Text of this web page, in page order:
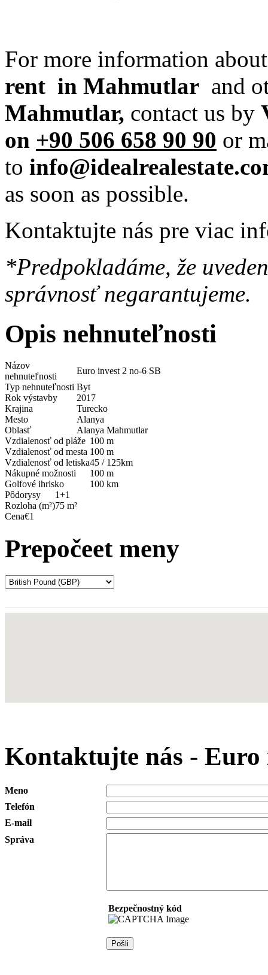
For more information about
rent in Mahmutlar and
Mahmutlar, contact us by
on +90 506 658 90 90 or
to
as soon as possible.
Kontaktujte nás pre viac
*Predpokladáme, že
správnosť negarantujeme.
Opis nehnuteľnosti
Názov
nehnuteľnosti
Euro invest 2 no-6 SB
Typ nehnuteľnosti Byt
Rok výstavby
2017
Krajina
Turecko
Mesto
Alanya
Oblasť
Alanya Mahmutlar
Vzdialenosť od pláže 100 m
Vzdialenosť od mesta 100 m
Vzdialenosť od letiska45 / 125km
Nákupné možnosti
100 m
Golfové ihrisko
100 km
Pôdorysy
1+1
Rozloha (m²)75 m²
Cena€1
Prepočeet meny
Kontaktujte nás - Euro
Meno
Telefón
E-mail
Správa
Bezpečnostný kód